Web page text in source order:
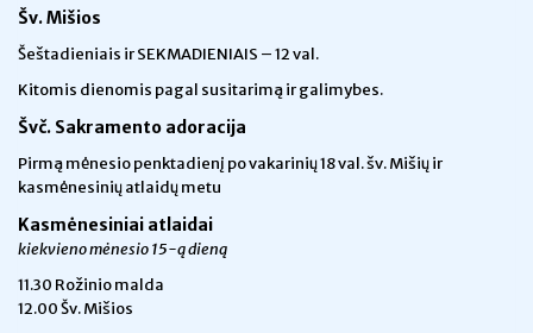
Šv. Mišios
Šeštadieniais ir SEKMADIENIAIS – 12 val.
Kitomis dienomis pagal susitarimą ir galimybes.
Švč. Sakramento adoracija
Pirmą mėnesio penktadienį po vakarinių 18 val. šv. Mišių ir
kasmėnesinių atlaidų metu
Kasmėnesiniai atlaidai
kiekvieno mėnesio 15-ą dieną
11.30 Rožinio malda
12.00 Šv. Mišios